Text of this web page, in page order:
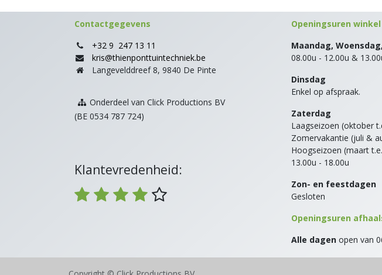
Openingsuren winkel
Maandag,
08.00u - 12.00u &
Dinsdag
Enkel op afspraak.
Zaterdag
Laagseizoen (oktober
Zomervakantie (juli &
Hoogseizoen (maart
13.00u - 18.00u
Zon- en feestdagen
Gesloten
Openingsuren
Alle dagen open van
Contactgegevens
+32 9 247 13 11
kris@thienponttuintechniek.be
Langevelddreef 8, 9840 De Pinte
Onderdeel van Click Productions BV
(BE 0534 787 724)
Klantevredenheid: